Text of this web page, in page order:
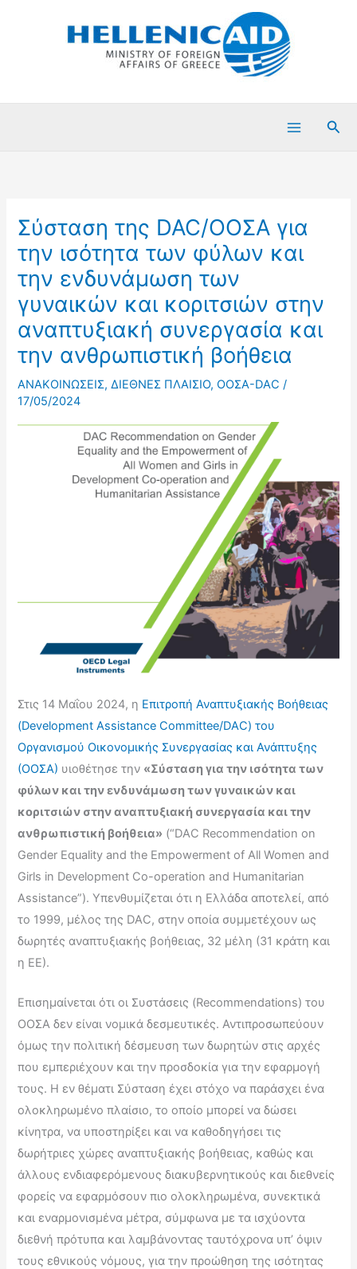
Σύσταση της DAC/ΟΟΣΑ για
την ισότητα των φύλων και
την ενδυνάμωση των
γυναικών και κοριτσιών στην
αναπτυξιακή συνεργασία και
την ανθρωπιστική βοήθεια
ΑΝΑΚΟΙΝΩΣΕΙΣ,ΔΙΕΘΝΕΣ ΠΛΑΙΣΙΟ,ΟΟΣΑ-DAC /
17/05/2024
Στις 14 Μαΐου 2024, η Επιτροπή Αναπτυξιακής Βοήθειας
(Development Assistance Committee/DAC) του
Οργανισμού Οικονομικής Συνεργασίας και Ανάπτυξης
(ΟΟΣΑ) υιοθέτησε την «Σύσταση για την ισότητα των
φύλων και την ενδυνάμωση των γυναικών και
κοριτσιών στην αναπτυξιακή συνεργασία και την
ανθρωπιστική βοήθεια» (“DAC Recommendation on
Gender Equality and the Empowerment of All Women and
Girls in Development Co-operation and Humanitarian
Assistance”). Υπενθυμίζεται ότι η Ελλάδα αποτελεί, από
το 1999, μέλος της DAC, στην οποία συμμετέχουν ως
δωρητές αναπτυξιακής βοήθειας, 32 μέλη (31 κράτη και
η ΕΕ).
Επισημαίνεται ότι οι Συστάσεις (Recommendations) του
ΟΟΣΑ δεν είναι νομικά δεσμευτικές. Αντιπροσωπεύουν
όμως την πολιτική δέσμευση των δωρητών στις αρχές
που εμπεριέχουν και την προσδοκία για την εφαρμογή
τους. Η εν θέματι Σύσταση έχει στόχο να παράσχει ένα
ολοκληρωμένο πλαίσιο, το οποίο μπορεί να δώσει
κίνητρα, να υποστηρίξει και να καθοδηγήσει τις
δωρήτριες χώρες αναπτυξιακής βοήθειας, καθώς και
άλλους ενδιαφερόμενους διακυβερνητικούς και διεθνείς
φορείς να εφαρμόσουν πιο ολοκληρωμένα, συνεκτικά
και εναρμονισμένα μέτρα, σύμφωνα με τα ισχύοντα
διεθνή πρότυπα και λαμβάνοντας ταυτόχρονα υπ’ όψιν
τους εθνικούς νόμους, για την προώθηση της ισότητας